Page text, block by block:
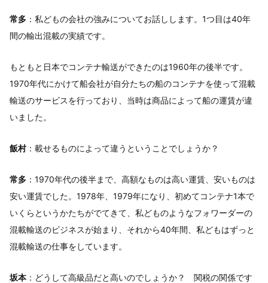
常多 ：私どもの会社の強みについてお話しします。1つ目は40年
間の輸出混載の実績です。
もともと日本でコンテナ輸送ができたのは1960年の後半です。
1970年代にかけて船会社が自分たちの船のコンテナを使って混載
輸送のサービスを行っており、当時は商品によって船の運賃が違
いました。
飯村：載せるものによって違うということでしょうか？
常多 ：1970年代の後半まで、高額なものは高い運賃、安いものは
安い運賃でした。1978年、1979年になり、初めてコンテナ1本で
いくらというかたちがでてきて、私どものようなフォワーダーの
混載輸送のビジネスが始まり、それから40年間、私どもはずっと
混載輸送の仕事をしています。
坂本 ：どうして高級品だと高いのでしょうか？ 関税の関係です